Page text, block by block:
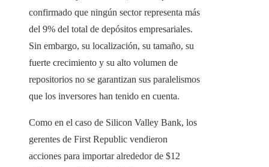
confirmado que ningún sector representa más
del 9% del total de depósitos empresariales.
Sin embargo, su localización, su tamaño, su
fuerte crecimiento y su alto volumen de
repositorios no se garantizan sus paralelismos
que los inversores han tenido en cuenta.
Como en el caso de Silicon Valley Bank, los
gerentes de First Republic vendieron
acciones para importar alrededor de $12